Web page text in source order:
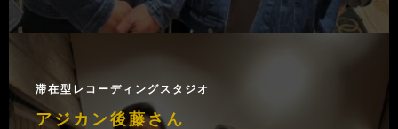
滞在型レコーディングスタジオ
アジカン後藤さん